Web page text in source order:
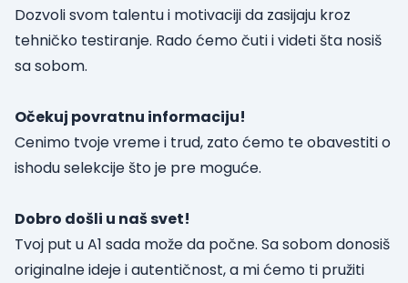
Dozvoli svom talentu i motivaciji da zasijaju kroz
tehničko testiranje. Rado ćemo čuti i videti šta nosiš
sa sobom.
Očekuj povratnu informaciju!
Cenimo tvoje vreme i trud, zato ćemo te obavestiti o
ishodu selekcije što je pre moguće.
Dobro došli u naš svet!
Tvoj put u A1 sada može da počne. Sa sobom donosiš
originalne ideje i autentičnost, a mi ćemo ti pružiti